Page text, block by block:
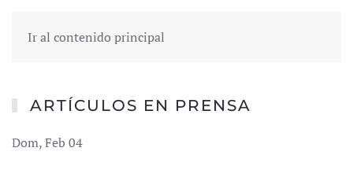
Ir al contenido principal
ARTÍCULOS EN PRENSA
Dom, Feb 04